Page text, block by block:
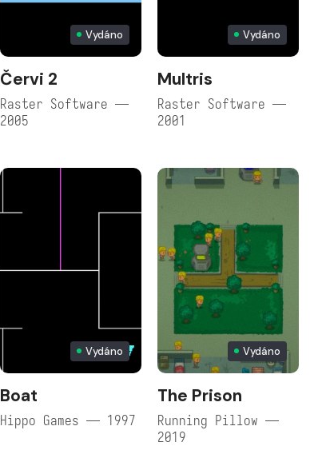
Vydáno
Červi 2
Raster Software —
2005
Vydáno
Multris
Raster Software —
2001
Vydáno
Boat
Hippo Games — 1997
Vydáno
The Prison
Running Pillow —
2019